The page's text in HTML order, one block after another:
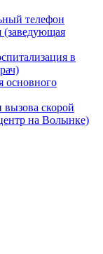
телефон
(заведующая
в
основного
скорой
на Волынке)